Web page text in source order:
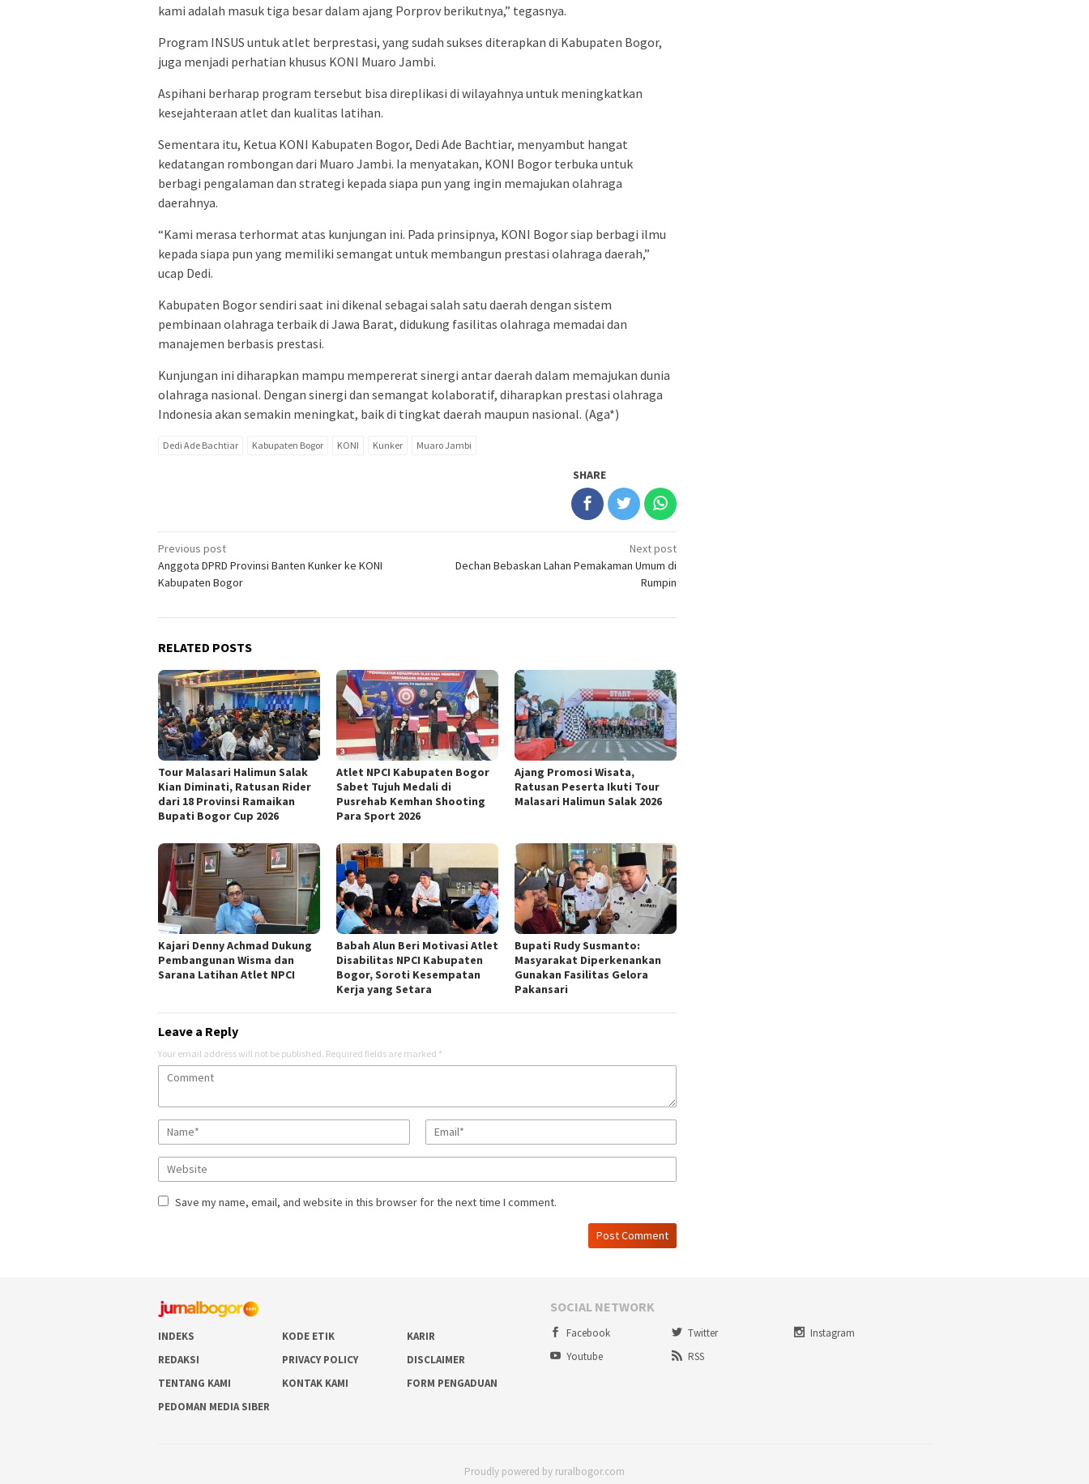
kami adalah masuk tiga besar dalam ajang Porprov berikutnya,” tegasnya.
Program INSUS untuk atlet berprestasi, yang sudah sukses diterapkan di Kabupaten Bogor,
juga menjadi perhatian khusus KONI Muaro Jambi.
Aspihani berharap program tersebut bisa direplikasi di wilayahnya untuk meningkatkan
kesejahteraan atlet dan kualitas latihan.
Sementara itu, Ketua KONI Kabupaten Bogor, Dedi Ade Bachtiar, menyambut hangat
kedatangan rombongan dari Muaro Jambi. Ia menyatakan, KONI Bogor terbuka untuk
berbagi pengalaman dan strategi kepada siapa pun yang ingin memajukan olahraga
daerahnya.
“Kami merasa terhormat atas kunjungan ini. Pada prinsipnya, KONI Bogor siap berbagi ilmu
kepada siapa pun yang memiliki semangat untuk membangun prestasi olahraga daerah,”
ucap Dedi.
Kabupaten Bogor sendiri saat ini dikenal sebagai salah satu daerah dengan sistem
pembinaan olahraga terbaik di Jawa Barat, didukung fasilitas olahraga memadai dan
manajemen berbasis prestasi.
Kunjungan ini diharapkan mampu mempererat sinergi antar daerah dalam memajukan dunia
olahraga nasional. Dengan sinergi dan semangat kolaboratif, diharapkan prestasi olahraga
Indonesia akan semakin meningkat, baik di tingkat daerah maupun nasional. (Aga*)
Dedi Ade Bachtiar Kabupaten Bogor KONI Kunker Muaro Jambi
SHARE
Post
navigation
Previous post
Anggota DPRD Provinsi Banten Kunker ke KONI
Kabupaten Bogor
Next post
Dechan Bebaskan Lahan Pemakaman Umum di
Rumpin
RELATED POSTS
Tour Malasari Halimun Salak
Kian Diminati, Ratusan Rider
dari 18 Provinsi Ramaikan
Bupati Bogor Cup 2026
Atlet NPCI Kabupaten Bogor
Sabet Tujuh Medali di
Pusrehab Kemhan Shooting
Para Sport 2026
Ajang Promosi Wisata,
Ratusan Peserta Ikuti Tour
Malasari Halimun Salak 2026
Kajari Denny Achmad Dukung
Pembangunan Wisma dan
Sarana Latihan Atlet NPCI
Babah Alun Beri Motivasi Atlet
Disabilitas NPCI Kabupaten
Bogor, Soroti Kesempatan
Kerja yang Setara
Bupati Rudy Susmanto:
Masyarakat Diperkenankan
Gunakan Fasilitas Gelora
Pakansari
Leave a Reply
Your email address will not be published. Required fields are marked *
Save my name, email, and website in this browser for the next time I comment.
INDEKS KODE ETIK
KARIR
REDAKSI
PRIVACY POLICY
DISCLAIMER
TENTANG KAMI
KONTAK KAMI
FORM PENGADUAN
PEDOMAN MEDIA SIBER
SOCIAL NETWORK
Facebook Twitter
Instagram
Youtube
RSS
Proudly powered by ruralbogor.com